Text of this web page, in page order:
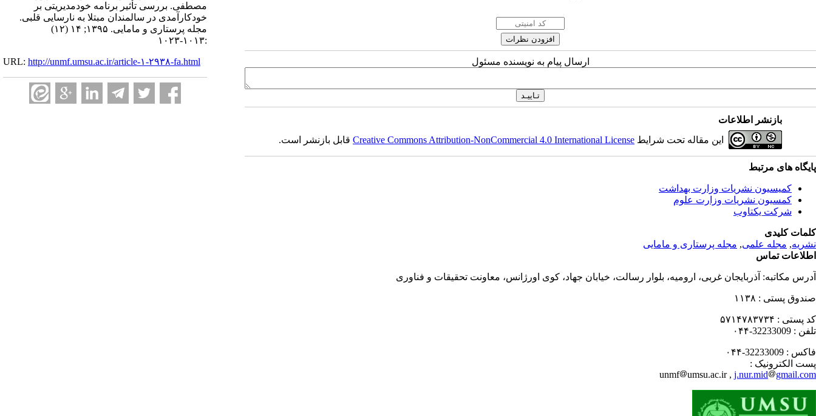
مصطفی. بررسی تأثیر برنامه خودمدیریتی بر
خودکارآمدی در سالمندان مبتلا به نارسایی قلبی.
مجله پرستاری و مامایی. ۱۳۹۵; ۱۴ (۱۲)
:۱۰۱۳-۱۰۲۳
URL: http://unmf.umsu.ac.ir/article-۱-۲۹۳۸-fa.html ارسال پیام به نویسنده مسئول
بازنشر اطلاعات
این مقاله تحت شرایط Creative Commons Attribution-NonCommercial 4.0 International Licenseقابل بازنشر است.
پایگاه های مرتبط
کمیسیون نشریات وزارت بهداشت
کمسیون نشریات وزارت علوم
شرکت یکتاوب
کلمات کلیدی
نشریه, مجله علمی, مجله پرستاری و مامایی
اطلاعات تماس
آدرس مکاتبه: آذربایجان غربی، ارومیه، بلوار رسالت، خیابان جهاد، کوی اورژانس، معاونت تحقیقات و فناوری
صندوق پستی : ۱۱۳۸
کد پستی : ۵۷۱۴۷۸۳۷۳۴
تلفن : 32233009-۰۴۴
فاکس : 32233009-۰۴۴
پست الکترونیک :
unmf
umsu.ac.ir , j.nur.mid gmail.com